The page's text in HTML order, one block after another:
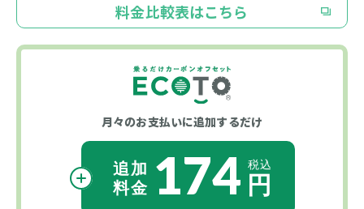
料金比較表はこちら
月々のお支払いに追加するだけ
174